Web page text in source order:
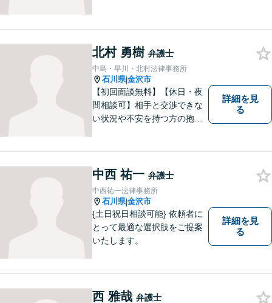
北村 勇樹 弁護士
中島・早川・北村法律事務所
石川県|金沢市
【初回面談無料】【休日・夜
間相談可】相手と交渉できな
い状況や不安を持つ方の抱え
護士に話を聞いてもらうこと
でトラブル解決のきっかけを
つかむことができるかもしれ
ません。
詳細を見
る
中西 祐一 弁護士
中西祐一法律事務所
石川県|金沢市
{土日祝日相談可能} 依頼者に
とって最適な選択肢をご提案
いたします。
詳細を見
る
西 雅哉 弁護士